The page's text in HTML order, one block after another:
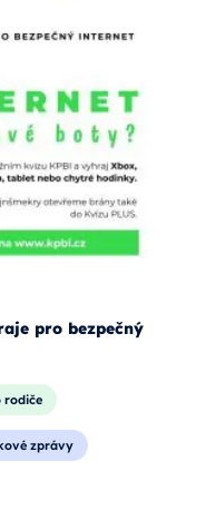
pro bezpečný
rodiče
zprávy